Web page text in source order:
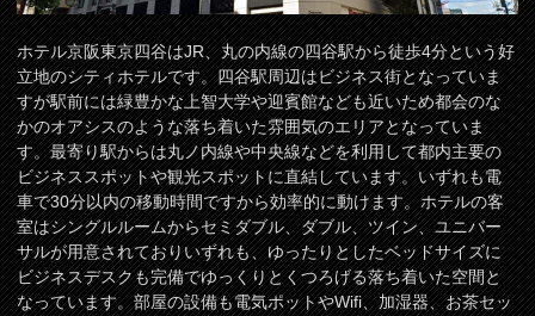
ホテル京阪東京四谷はJR、丸の内線の四谷駅から徒歩4分という好
立地のシティホテルです。四谷駅周辺はビジネス街となっていま
すが駅前には緑豊かな上智大学や迎賓館なども近いため都会のな
かのオアシスのような落ち着いた雰囲気のエリアとなっていま
す。最寄り駅からは丸ノ内線や中央線などを利用して都内主要の
ビジネススポットや観光スポットに直結しています。いずれも電
車で30分以内の移動時間ですから効率的に動けます。ホテルの客
室はシングルルームからセミダブル、ダブル、ツイン、ユニバー
サルが用意されておりいずれも、ゆったりとしたベッドサイズに
ビジネスデスクも完備でゆっくりとくつろげる落ち着いた空間と
なっています。部屋の設備も電気ポットやWifi、加湿器、お茶セッ